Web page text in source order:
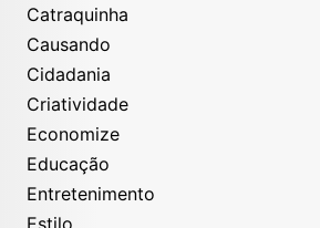
Catraquinha
Causando
Cidadania
Criatividade
Economize
Educação
Entretenimento
Estilo